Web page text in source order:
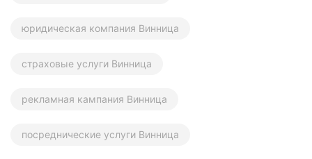
юридическая компания Винница
страховые услуги Винница
рекламная кампания Винница
посреднические услуги Винница